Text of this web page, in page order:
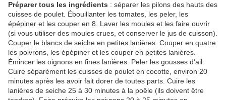
Préparer tous les ingrédients : séparer les pilons des hauts des
cuisses de poulet. Ébouillanter les tomates, les peler, les
épépiner et les couper en 8. Laver les moules et les faire ouvrir
(si vous utiliser des moules crues, et conserver le jus de cuisson).
Couper le blancs de seiche en petites lanières. Couper en quatre
les poivrons, les épépiner et les couper en petites lanières.
Émincer les oignons en fines lanières. Peler les gousses d'ail.
Cuire séparément les cuisses de poulet en cocotte, environ 20
minutes après les avoir fait dorer de toutes parts. Cuire les
lanières de seiche 25 à 30 minutes à la poêle (ils doivent être